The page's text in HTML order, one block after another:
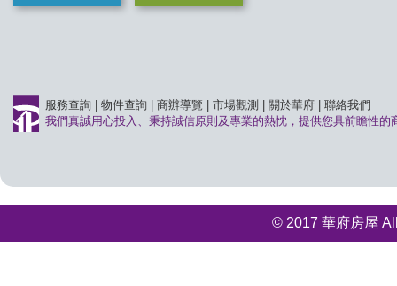
服務查詢 物件查詢 商辦導覽 市場觀測 關於華府
聯絡我們
我們真誠用心投入、秉持誠信原則及專業的熱忱，提供您具前瞻性的
© 2017 華府房屋